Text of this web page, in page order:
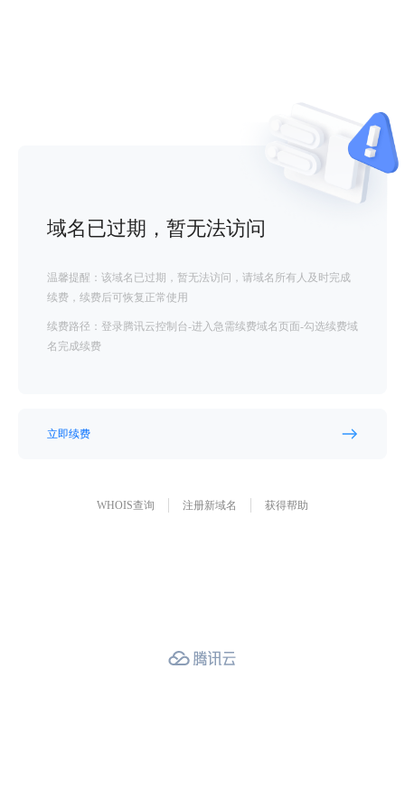
域名已过期，暂无法访问
温馨提醒：该域名已过期，暂无法访问，请域名所有人及时完成
续费，续费后可恢复正常使用
续费路径：登录腾讯云控制台-进入急需续费域名页面-勾选续费域
名完成续费
立即续费
WHOIS查询 注册新域名 获得帮助